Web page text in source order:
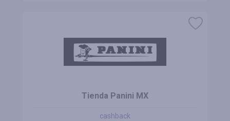
Tienda Panini MX
cashback